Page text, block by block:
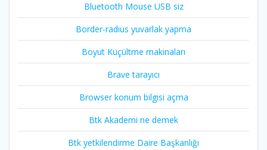
Bluetooth Mouse USB siz
Border-radius yuvarlak yapma
Boyut Küçültme makinaları
Brave tarayıcı
Browser konum bilgisi açma
Btk Akademi ne demek
Btk yetkilendirme Daire Başkanlığı